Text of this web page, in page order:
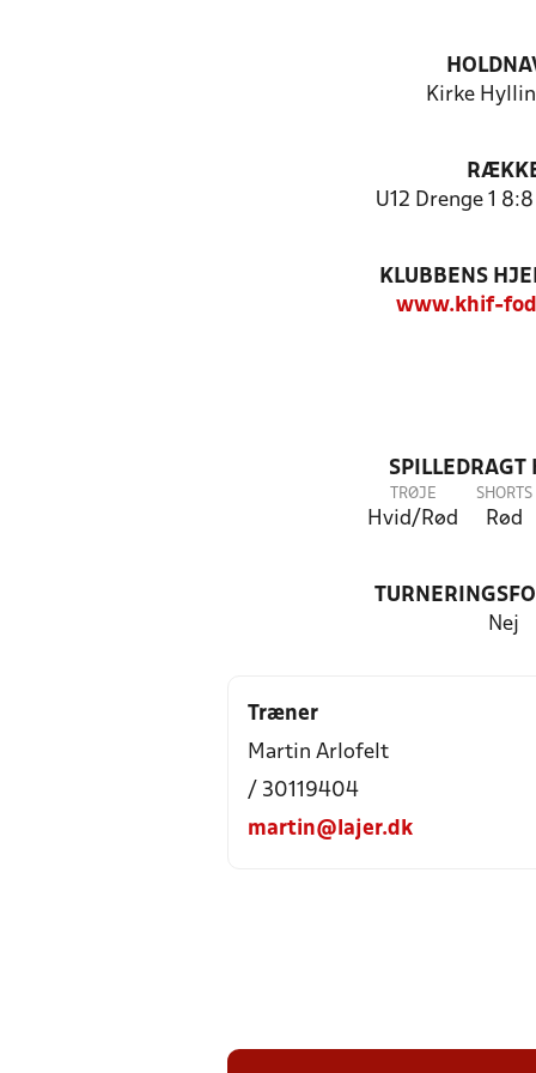
Kirke
U12 Drenge 1
KLUBBENS
www.khif-
SPILLEDRAGT
TRØJE
Hvid/Rød
SHORTS
Rød
Nej
Træner
Martin Arlofelt
/ 30119404
martin@lajer.dk